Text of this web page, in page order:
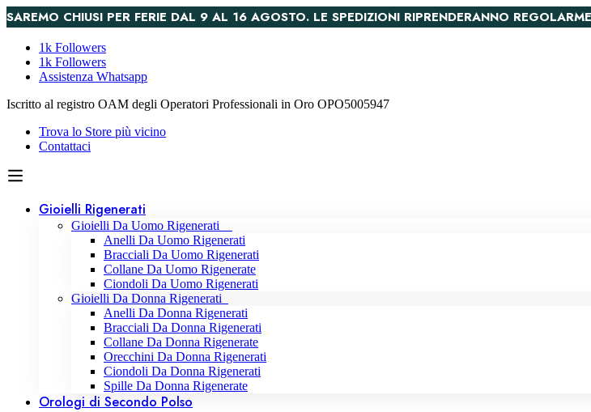
SAREMO CHIUSI PER FERIE DAL 9 AL 16 AGOSTO. LE SPEDIZIONI RIPRENDERANNO
1k Followers
1k Followers
Assistenza Whatsapp
Iscritto al registro OAM degli Operatori Professionali in Oro OPO5005947
Trova lo Store più vicino
Contattaci
Gioielli Rigenerati
Gioielli Da Uomo Rigenerati
Anelli Da Uomo Rigenerati
Bracciali Da Uomo Rigenerati
Collane Da Uomo Rigenerate
Ciondoli Da Uomo Rigenerati
Gioielli Da Donna Rigenerati
Anelli Da Donna Rigenerati
Bracciali Da Donna Rigenerati
Collane Da Donna Rigenerate
Orecchini Da Donna Rigenerati
Ciondoli Da Donna Rigenerati
Spille Da Donna Rigenerate
Orologi di Secondo Polso